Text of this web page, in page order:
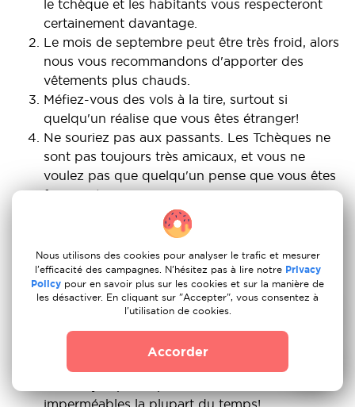
le tchèque et les habitants vous respecteront
certainement davantage.
Le mois de septembre peut être très froid, alors
nous vous recommandons d'apporter des
vêtements plus chauds.
Méfiez-vous des vols à la tire, surtout si
quelqu'un réalise que vous êtes étranger!
Ne souriez pas aux passants. Les Tchèques ne
sont pas toujours très amicaux, et vous ne
voulez pas que quelqu'un pense que vous êtes
fou, n'est-ce pas?
Uber est bien, mais rien ne vaut le
développement des transports en commun à
Prague. Alors que le métro est le moyen le plus
rapide, les tramways et les bus sont plus faciles
à naviguer.
Méfiez-vous des attrape-touristes! Mangez et
sortez uniquement dans des endroits de
confiance, de préférence avec vos amis locaux.
Le temps peut être très pluvieux toute l'année,
imperméables la plupart du temps!
Nous utilisons des cookies pour analyser le trafic et mesurer
l'efficacité des campagnes. N'hésitez pas à lire notre Privacy
Policy pour en savoir plus sur les cookies et sur la manière de
les désactiver. En cliquant sur "Accepter", vous consentez à
l'utilisation de cookies.
Accorder